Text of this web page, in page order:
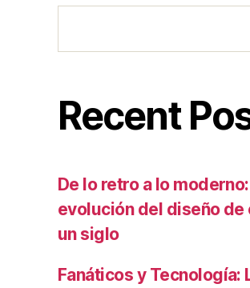
Recent
De lo retro a lo
evolución del diseño
un siglo
Fanáticos y Tecnología: